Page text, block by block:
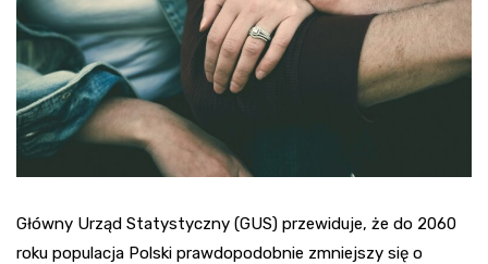
Główny Urząd Statystyczny (GUS) przewiduje, że do 2060
roku populacja Polski prawdopodobnie zmniejszy się o